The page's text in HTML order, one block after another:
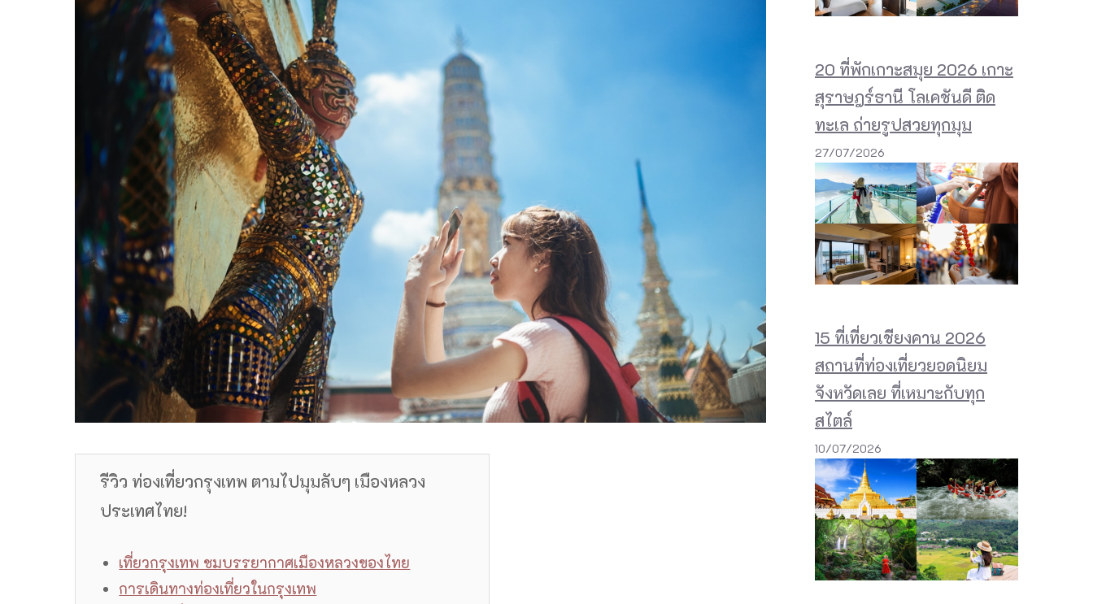
รีวิว ท่องเที่ยวกรุงเทพ ตามไปมุมลับๆ เมืองหลวง
ประเทศไทย!
เที่ยวกรุงเทพ ชมบรรยากาศเมืองหลวงของไทย
การเดินทางท่องเที่ยวในกรุงเทพ
20 ที่พักเกาะสมุย 2026 เกาะ
สุราษฎร์ธานี โลเคชันดี ติด
ทะเล ถ่ายรูปสวยทุกมุม
27/07/2026
15 ที่เที่ยวเชียงคาน 2026
สถานที่ท่องเที่ยวยอดนิยม
จังหวัดเลย ที่เหมาะกับทุก
สไตล์
10/07/2026